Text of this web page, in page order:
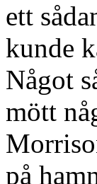
ett
kunde
Något
mött
på